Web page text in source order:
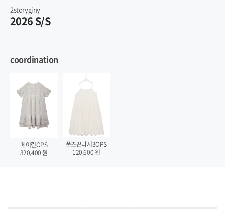
2storyginy
2026 S/S
coordination
메이린OPS
320,400원
폰즈끈나시3OPS
120,600원